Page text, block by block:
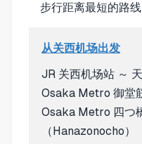
步行距离最短的路线
从关西机场出发
JR 关西机场站 ～
Osaka Metro 御堂
Osaka Metro 四つ
（Hanazonocho）